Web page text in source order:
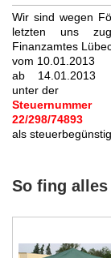
Wir sind wegen
letzten uns
Finanzamtes
vom 10.01.2013
ab 14.01.2013
unter der
Steuernummer
22/298/74893
als
So fing alles